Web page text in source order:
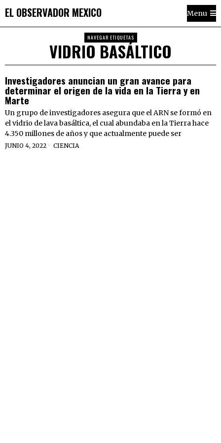
EL OBSERVADOR MEXICO Menu
NAVEGAR ETIQUETAS
VIDRIO BASÁLTICO
Investigadores anuncian un gran avance para
determinar el origen de la vida en la Tierra y en
Marte
Un grupo de investigadores asegura que el ARN se formó en
el vidrio de lava basáltica, el cual abundaba en la Tierra hace
4.350 millones de años y que actualmente puede ser
JUNIO 4, 2022 CIENCIA